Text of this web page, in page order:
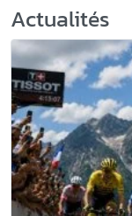
Actualités